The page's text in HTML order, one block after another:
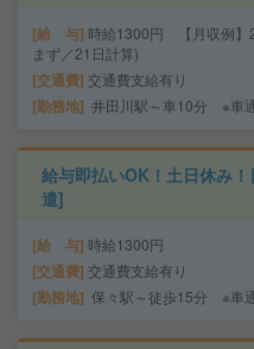
給 与 時給1300円 【月収例】
まず／21日計算)
交通費 交通費支給有り
勤務地 井田川駅～車10分 ※車
給与即払いOK！土日休み
遣]
給 与 時給1300円
交通費 交通費支給有り
勤務地 保々駅～徒歩15分 ※車